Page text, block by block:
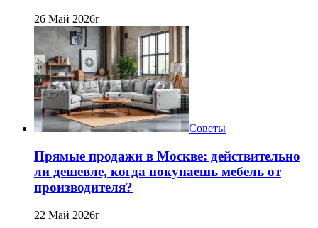
26 Май 2026г
Советы
Прямые продажи в Москве: действительно
ли дешевле, когда покупаешь мебель от
производителя?
22 Май 2026г